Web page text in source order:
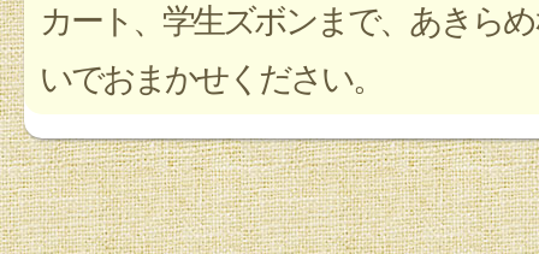
カート、学生ズボンまで、あきら
いでおまかせください。